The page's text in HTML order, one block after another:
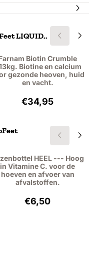
LIQUID..
28,39
Biotin Crumble
Biotine en calcium
gezonde heoven, huid
en vacht.
Prijs: 34,95,
€34,95
84,37
HEEL --- Hoog
in Vitamine C. voor de
hoeven en afvoer van
afvalstoffen.
Prijs: 6,50,
€6,50